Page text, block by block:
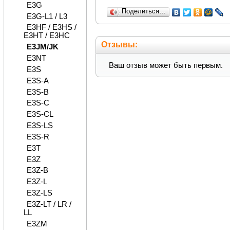
Поделиться…
Отзывы:
Ваш отзыв может быть первым.
E3G
E3G-L1 / L3
E3HF / E3HS /
E3HT / E3HC
E3JM/JK
E3NT
E3S
E3S-A
E3S-B
E3S-C
E3S-CL
E3S-LS
E3S-R
E3T
E3Z
E3Z-B
E3Z-L
E3Z-LS
E3Z-LT / LR /
LL
E3ZM